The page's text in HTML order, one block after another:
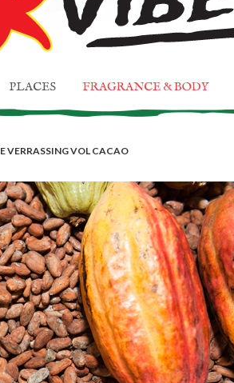
PLACES FRAGRANCE & BODY
VERRASSING VOL CACAO